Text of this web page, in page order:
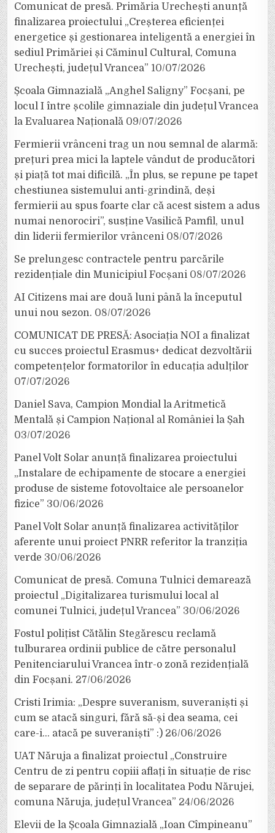
Comunicat de presă. Primăria Urechești anunță
finalizarea proiectului „Creșterea eficienței
energetice și gestionarea inteligentă a energiei în
sediul Primăriei și Căminul Cultural, Comuna
Urechești, județul Vrancea” 10/07/2026
Școala Gimnazială „Anghel Saligny” Focșani, pe
locul I între școlile gimnaziale din județul Vrancea
la Evaluarea Națională 09/07/2026
Fermierii vrânceni trag un nou semnal de alarmă:
prețuri prea mici la laptele vândut de producători
și piață tot mai dificilă. „În plus, se repune pe tapet
chestiunea sistemului anti-grindină, deși
fermierii au spus foarte clar că acest sistem a adus
numai nenorociri”, susține Vasilică Pamfil, unul
din liderii fermierilor vrânceni 08/07/2026
Se prelungesc contractele pentru parcările
rezidențiale din Municipiul Focșani 08/07/2026
AI Citizens mai are două luni până la începutul
unui nou sezon. 08/07/2026
COMUNICAT DE PRESĂ: Asociația NOI a finalizat
cu succes proiectul Erasmus+ dedicat dezvoltării
competențelor formatorilor în educația adulților
07/07/2026
Daniel Sava, Campion Mondial la Aritmetică
Mentală și Campion Național al României la Șah
03/07/2026
Panel Volt Solar anunță finalizarea proiectului
„Instalare de echipamente de stocare a energiei
produse de sisteme fotovoltaice ale persoanelor
fizice” 30/06/2026
Panel Volt Solar anunță finalizarea activităților
aferente unui proiect PNRR referitor la tranziția
verde 30/06/2026
Comunicat de presă. Comuna Tulnici demarează
proiectul „Digitalizarea turismului local al
comunei Tulnici, județul Vrancea” 30/06/2026
Fostul polițist Cătălin Stegărescu reclamă
tulburarea ordinii publice de către personalul
Penitenciarului Vrancea într-o zonă rezidențială
din Focșani. 27/06/2026
Cristi Irimia: „Despre suveranism, suveraniști și
cum se atacă singuri, fără să-și dea seama, cei
care-i… atacă pe suveraniști” :) 26/06/2026
UAT Năruja a finalizat proiectul „Construire
Centru de zi pentru copiii aflați în situație de risc
de separare de părinți în localitatea Podu Nărujei,
comuna Năruja, județul Vrancea” 24/06/2026
Elevii de la Școala Gimnazială „Ioan Cîmpineanu”